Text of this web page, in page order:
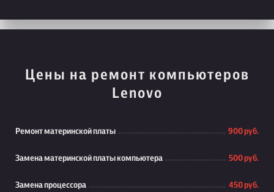
Цены на ремонт компьютеров
Lenovo
Ремонт материнской платы 900 руб.
Замена материнской платы компьютера 500 руб.
Замена процессора 450 руб.